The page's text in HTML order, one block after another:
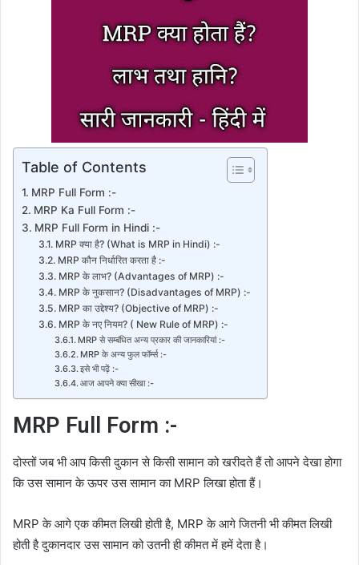
Table of Contents
MRP Full Form :-
MRP Ka Full Form :-
MRP Full Form in Hindi :-
MRP क्या है? (What is MRP in Hindi) :-
MRP कौन निर्धारित करता है :-
MRP के लाभ? (Advantages of MRP) :-
MRP के नुकसान? (Disadvantages of MRP) :-
MRP का उद्देश्य? (Objective of MRP) :-
MRP के नए नियम? ( New Rule of MRP) :-
MRP से सम्बंधित अन्य प्रकार की जानकारियां :-
MRP के अन्य फुल फॉर्म्स :-
इसे भी पढ़ें :-
आज आपने क्या सीखा :-
MRP Full Form :-
दोस्तों जब भी आप किसी दुकान से किसी सामान को खरीदते हैं तो आपने देखा होगा
कि उस सामान के ऊपर उस सामान का MRP लिखा होता हैं।
MRP के आगे एक कीमत लिखी होती है, MRP के आगे जितनी भी कीमत लिखी
होती है दुकानदार उस सामान को उतनी ही कीमत में हमें देता है।